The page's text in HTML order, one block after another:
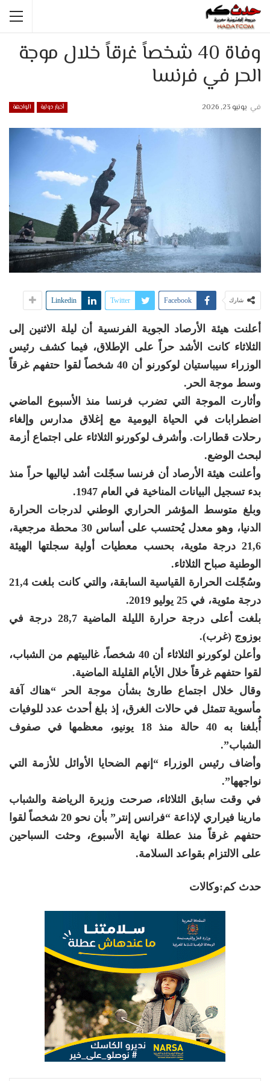
وفاة 40 شخصاً غرقاً خلال موجة
الحر في فرنسا
أخبار دولية الواجهة في يونيو 23, 2026
شارك Facebook
Twitter
Linkedin
أعلنت هيئة الأرصاد الجوية الفرنسية أن ليلة الاثنين إلى
الثلاثاء كانت الأشد حراً على الإطلاق، فيما كشف رئيس
الوزراء سيباستيان لوكورنو أن 40 شخصاً لقوا حتفهم غرقاً
وسط موجة الحر.
وأثارت الموجة التي تضرب فرنسا منذ الأسبوع الماضي
اضطرابات في الحياة اليومية مع إغلاق مدارس وإلغاء
رحلات قطارات. وأشرف لوكورنو الثلاثاء على اجتماع أزمة
لبحث الوضع.
وأعلنت هيئة الأرصاد أن فرنسا سجّلت أشد لياليها حراً منذ
بدء تسجيل البيانات المناخية في العام 1947.
وبلغ متوسط المؤشر الحراري الوطني لدرجات الحرارة
الدنيا، وهو معدل يُحتسب على أساس 30 محطة مرجعية،
21,6 درجة مئوية، بحسب معطيات أولية سجلتها الهيئة
الوطنية صباح الثلاثاء.
وسُجّلت الحرارة القياسية السابقة، والتي كانت بلغت 21,4
درجة مئوية، في 25 يوليو 2019.
بلغت أعلى درجة حرارة الليلة الماضية 28,7 درجة في
بوزوج (غرب).
وأعلن لوكورنو الثلاثاء أن 40 شخصاً، غالبيتهم من الشباب،
لقوا حتفهم غرقاً خلال الأيام القليلة الماضية.
وقال خلال اجتماع طارئ بشأن موجة الحر “هناك آفة
مأسوية تتمثل في حالات الغرق، إذ بلغ أحدث عدد للوفيات
أُبلغنا به 40 حالة منذ 18 يونيو، معظمها في صفوف
الشباب”.
وأضاف رئيس الوزراء “إنهم الضحايا الأوائل للأزمة التي
نواجهها”.
في وقت سابق الثلاثاء، صرحت وزيرة الرياضة والشباب
مارينا فيراري لإذاعة “فرانس إنتر” بأن نحو 20 شخصاً لقوا
حتفهم غرقاً منذ عطلة نهاية الأسبوع، وحثت السباحين
على الالتزام بقواعد السلامة.
حدث كم:وكالات